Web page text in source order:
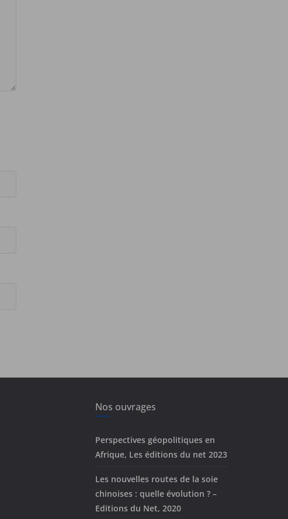
Nos ouvrages
Perspectives géopolitiques en
Afrique, Les éditions du net 2023
Les nouvelles routes de la soie
chinoises : quelle évolution ? –
Editions du Net, 2020